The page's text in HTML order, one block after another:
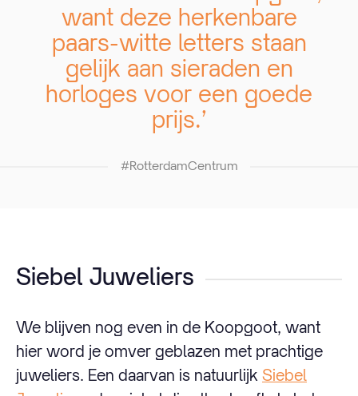
want deze herkenbare
paars-witte letters staan
gelijk aan sieraden en
horloges voor een goede
prijs.’
#RotterdamCentrum
Siebel Juweliers
We blijven nog even in de Koopgoot, want
hier word je omver geblazen met prachtige
juweliers. Een daarvan is natuurlijk Siebel